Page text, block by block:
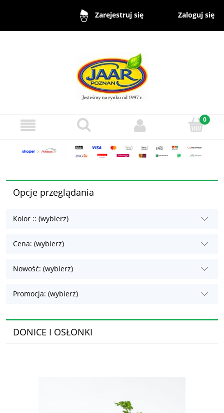
Zarejestruj się Zaloguj się
Opcje przeglądania
Kolor :: (wybierz)
Cena: (wybierz)
Nowość: (wybierz)
Promocja: (wybierz)
DONICE I OSŁONKI